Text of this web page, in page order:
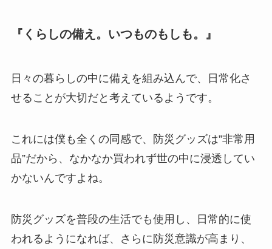
『くらしの備え。いつものもしも。』
日々の暮らしの中に備えを組み込んで、日常化さ
せることが大切だと考えているようです。
これには僕も全くの同感で、防災グッズは”非常用
品”だから、なかなか買われず世の中に浸透してい
かないんですよね。
防災グッズを普段の生活でも使用し、日常的に使
われるようになれば、さらに防災意識が高まり、